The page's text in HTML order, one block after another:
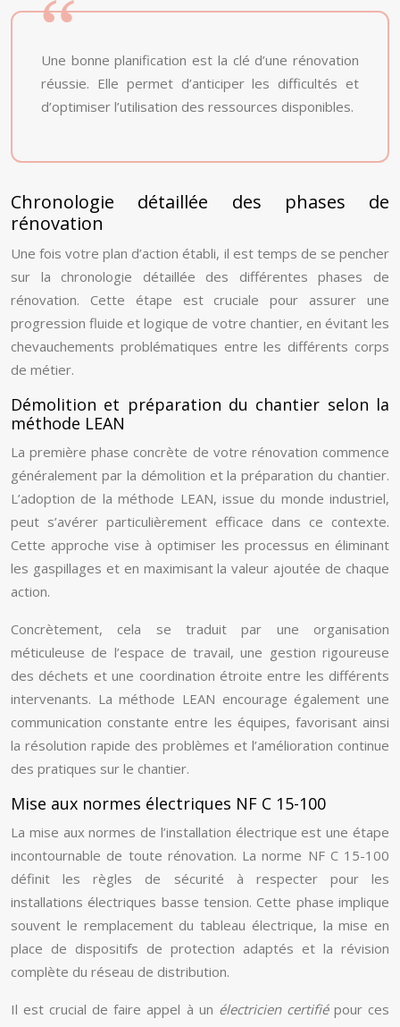
Une bonne planification est la clé d’une rénovation
réussie. Elle permet d’anticiper les difficultés et
d’optimiser l’utilisation des ressources disponibles.
Chronologie détaillée des phases de
rénovation
Une fois votre plan d’action établi, il est temps de se pencher
sur la chronologie détaillée des différentes phases de
rénovation. Cette étape est cruciale pour assurer une
progression fluide et logique de votre chantier, en évitant les
chevauchements problématiques entre les différents corps
de métier.
Démolition et préparation du chantier selon la
méthode LEAN
La première phase concrète de votre rénovation commence
généralement par la démolition et la préparation du chantier.
L’adoption de la méthode LEAN, issue du monde industriel,
peut s’avérer particulièrement efficace dans ce contexte.
Cette approche vise à optimiser les processus en éliminant
les gaspillages et en maximisant la valeur ajoutée de chaque
action.
Concrètement, cela se traduit par une organisation
méticuleuse de l’espace de travail, une gestion rigoureuse
des déchets et une coordination étroite entre les différents
intervenants. La méthode LEAN encourage également une
communication constante entre les équipes, favorisant ainsi
la résolution rapide des problèmes et l’amélioration continue
des pratiques sur le chantier.
Mise aux normes électriques NF C 15-100
La mise aux normes de l’installation électrique est une étape
incontournable de toute rénovation. La norme NF C 15-100
définit les règles de sécurité à respecter pour les
installations électriques basse tension. Cette phase implique
souvent le remplacement du tableau électrique, la mise en
place de dispositifs de protection adaptés et la révision
complète du réseau de distribution.
Il est crucial de faire appel à un électricien certifié pour ces